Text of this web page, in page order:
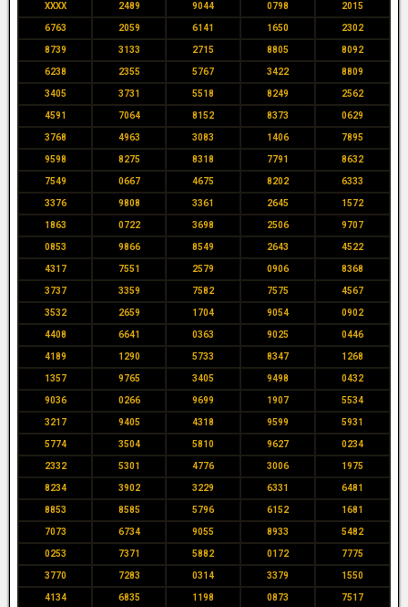
XXXX 2489 9044 0798 2015
6763 2059 6141 1650 2302
8739 3133 2715 8805 8092
6238 2355 5767 3422 8809
3405 3731 5518 8249 2562
4591 7064 8152 8373 0629
3768 4963 3083 1406 7895
9598 8275 8318 7791 8632
7549 0667 4675 8202 6333
3376 9808 3361 2645 1572
1863 0722 3698 2506 9707
0853 9866 8549 2643 4522
4317 7551 2579 0906 8368
3737 3359 7582 7575 4567
3532 2659 1704 9054 0902
4408 6641 0363 9025 0446
4189 1290 5733 8347 1268
1357 9765 3405 9498 0432
9036 0266 9699 1907 5534
3217 9405 4318 9599 5931
5774 3504 5810 9627 0234
2332 5301 4776 3006 1975
8234 3902 3229 6331 6481
8853 8585 5796 6152 1681
7073 6734 9055 8933 5482
0253 7371 5882 0172 7775
3770 7283 0314 3379 1550
4134 6835 1198 0873 7517